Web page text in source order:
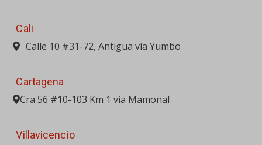
Cali
Calle 10 #31-72, Antigua vía Yumbo
Cartagena
Cra 56 #10-103 Km 1 vía Mamonal
Villavicencio